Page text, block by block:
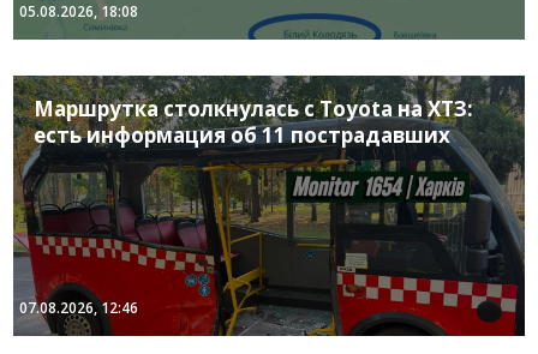
05.08.2026, 18:08
Маршрутка столкнулась с Toyota на ХТЗ:
есть информация об 11 пострадавших
07.08.2026, 12:46